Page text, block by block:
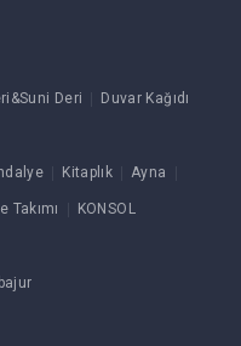
Deri Duvar Kağıdı
Kitaplık Ayna
Takımı KONSOL